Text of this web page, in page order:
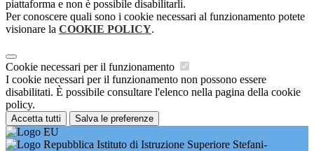
piattaforma e non è possibile disabilitarli.
Per conoscere quali sono i cookie necessari al funzionamento potete
visionare la COOKIE POLICY.
Cookie necessari per il funzionamento
I cookie necessari per il funzionamento non possono essere
disabilitati. È possibile consultare l'elenco nella pagina della cookie
policy.
Accetta tutti Salva le preferenze
Istituto di Istruzione Superiore Stefani-